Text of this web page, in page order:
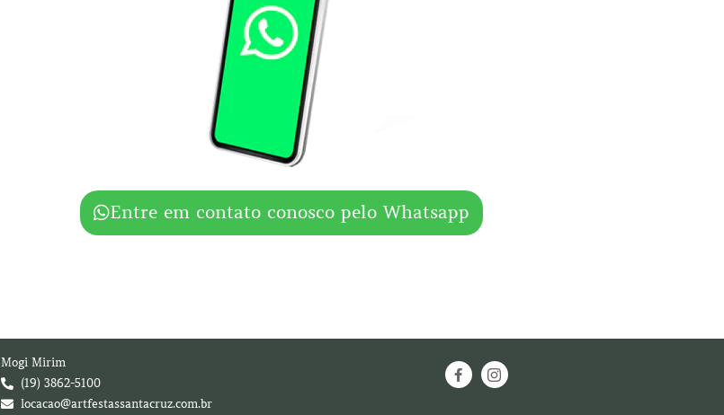
Entre em contato conosco pelo Whatsapp
Mogi Mirim
(19) 3862-5100
locacao@artfestassantacruz.com.br